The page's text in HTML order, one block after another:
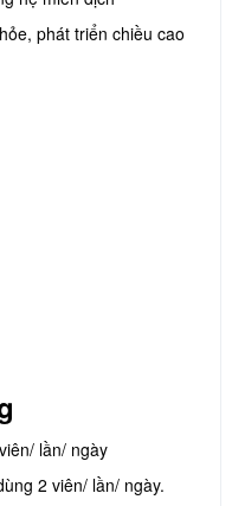
phát triển chiều cao
lần/ ngày
2 viên/ lần/ ngày.